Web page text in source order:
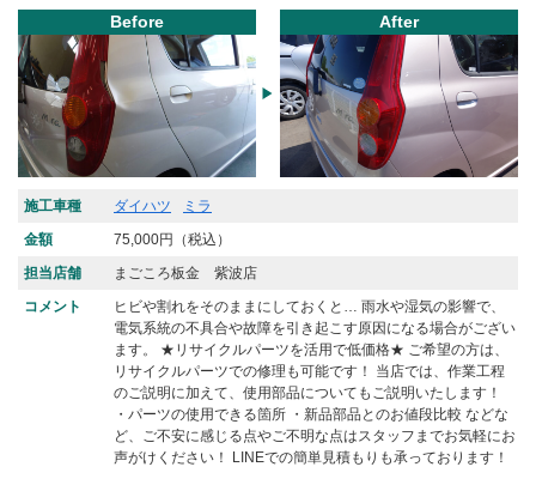
Before After
施工車種 ダイハツ
ミラ
金額
75,000円（税込）
担当店舗
まごころ板金 紫波店
コメント
ヒビや割れをそのままにしておくと… 雨水や湿気の影響で、
電気系統の不具合や故障を引き起こす原因になる場合がござい
ます。 ★リサイクルパーツを活用で低価格★ ご希望の方は、
リサイクルパーツでの修理も可能です！ 当店では、作業工程
のご説明に加えて、使用部品についてもご説明いたします！
・パーツの使用できる箇所 ・新品部品とのお値段比較 などな
ど、ご不安に感じる点やご不明な点はスタッフまでお気軽にお
声がけください！ LINEでの簡単見積もりも承っております！